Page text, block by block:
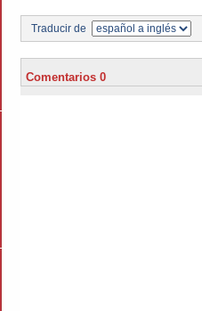
Traducir de
Comentarios 0